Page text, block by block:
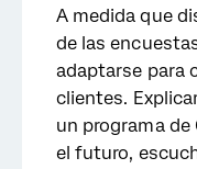
A medida que
de las
adaptarse para
clientes.
un programa de
el futuro,